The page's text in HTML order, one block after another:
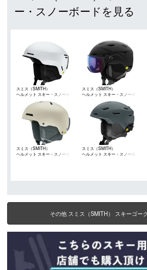
ー・スノーボードを見る
スミス（SMITH）
ヘルメット スキー・スノーボー
スミス（SMITH）
ヘルメット スキー・スノーボー
スミス（SMITH）
ヘルメット スキー・スノーボー
スミス（SMITH）
ヘルメット スキー・スノーボー
その他 スミス（SMITH） スキーゴー